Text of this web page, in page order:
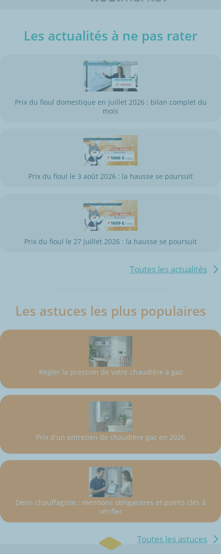
Les actualités à ne pas rater
Prix du fioul domestique en juillet 2026 : bilan complet du
mois
Prix du fioul le 3 août 2026 : la hausse se poursuit
Prix du fioul le 27 juillet 2026 : la hausse se poursuit
Toutes les actualités
Les astuces les plus populaires
Régler la pression de votre chaudière à gaz
Prix d'un entretien de chaudière gaz en 2026
Devis chauffagiste : mentions obligatoires et points clés à
vérifier
Toutes les astuces